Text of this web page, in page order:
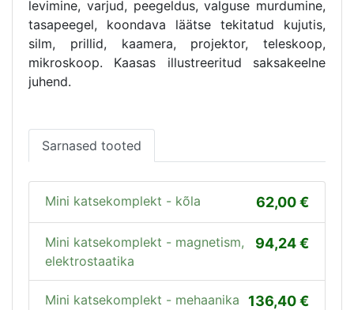
levimine, varjud, peegeldus, valguse murdumine,
tasapeegel, koondava läätse tekitatud kujutis,
silm, prillid, kaamera, projektor, teleskoop,
mikroskoop. Kaasas illustreeritud saksakeelne
juhend.
Sarnased tooted
62,00
Mini katsekomplekt - kõla
94,24
Mini katsekomplekt - magnetism,
elektrostaatika
136,40
Mini katsekomplekt - mehaanika